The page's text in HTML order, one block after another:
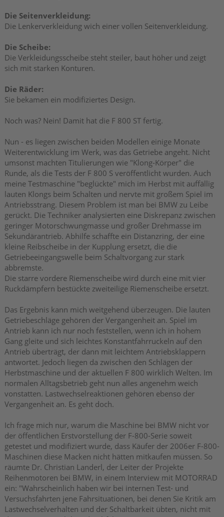
Die Seitenverkleidung:
Die Lenkerverkleidung wich einer vollen Seitenverkleidung.
Die Scheibe:
Die Verkleidungsscheibe steht steiler, baut höher und zeigt
sich mit starken Konturen.
Die Räder:
Sie bekamen ein modifiziertes Design.
Noch was? Nein! Damit hat die F 800 ST fertig.
Nun - es liegen zwischen beiden Modellen einige Monate
Weiterentwicklung im Werk, was das Getriebe angeht. Nicht
umsonst machten Titulierungen wie "Klong-Körper" die
Runde, als die Tests der F 800 S veröffentlicht wurden. Auch
meine Testmaschine "beglückte" mich im Herbst mit auffällig
lauten Klongs beim Schalten und nervte mit großem Spiel im
Antriebsstrang. Diesem Problem ist man bei BMW zu Leibe
gerückt. Die Techniker analysierten eine Diskrepanz zwischen
geringer Motorschwungmasse und großer Drehmasse im
Sekundärantrieb. Abhilfe schaffte ein Distanzring, der eine
kleine Reibscheibe in der Kupplung ersetzt, die die
Getriebeeingangswelle beim Schaltvorgang zur stark
abbremste.
Die starre vordere Riemenscheibe wird durch eine mit vier
Ruckdämpfern bestückte zweiteilige Riemenscheibe ersetzt.
Das Ergebnis kann mich weitgehend überzeugen. Die lauten
Getriebeschläge gehören der Vergangenheit an. Spiel im
Antrieb kann ich nur noch feststellen, wenn ich in hohem
Gang gleite und sich leichtes Konstantfahrruckeln auf den
Antrieb überträgt, der dann mit leichtem Antriebsklappern
antwortet. Jedoch liegen da zwischen den Schlägen der
Herbstmaschine und der aktuellen F 800 wirklich Welten. Im
normalen Alltagsbetrieb geht nun alles angenehm weich
vonstatten. Lastwechselreaktionen gehören ebenso der
Vergangenheit an. Es geht doch.
Ich frage mich nur, warum die Maschine bei BMW nicht vor
der öffentlichen Erstvorstellung der F-800-Serie soweit
getestet und modifiziert wurde, dass Käufer der 2006er F-800-
Maschinen diese Macken nicht hätten mitkaufen müssen. So
räumte Dr. Christian Landerl, der Leiter der Projekte
Reihenmotoren bei BMW, in einem Interview mit MOTORRAD
ein: "Wahrscheinlich haben wir bei internen Test- und
Versuchsfahrten jene Fahrsituationen, bei denen Sie Kritik am
Lastwechselverhalten und der Schaltbarkeit übten, nicht mit